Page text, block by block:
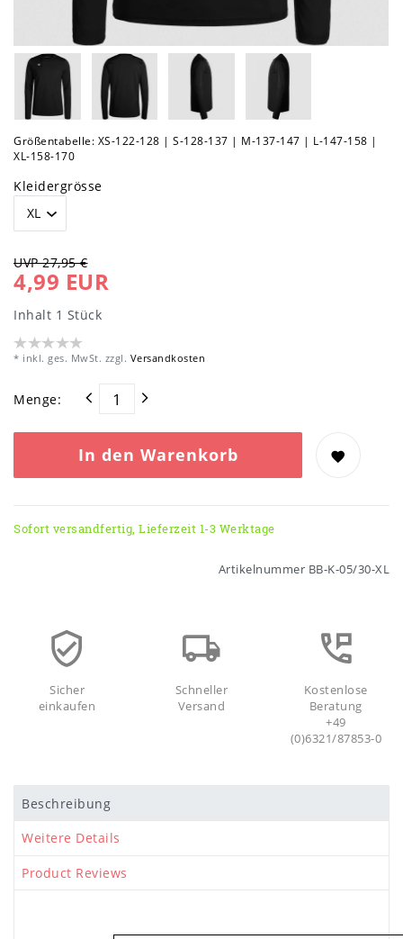
Größentabelle: XS-122-128 | S-128-137 | M-137-147 | L-147-158 |
XL-158-170
Kleidergrösse
UVP 27,95 €
4,99 EUR
Inhalt 1 Stück
* inkl. ges. MwSt. zzgl. Versandkosten
Menge:
In den Warenkorb
Sofort versandfertig, Lieferzeit 1-3 Werktage
Artikelnummer BB-K-05/30-XL
Sicher
einkaufen
Schneller
Versand
Kostenlose
Beratung
+49
(0)6321/87853-0
Beschreibung
Weitere Details
Product Reviews